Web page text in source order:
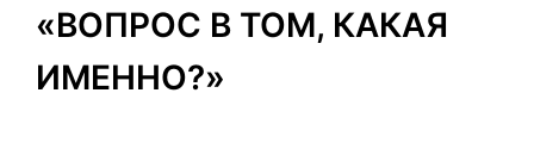
«ВОПРОС В ТОМ, КАКАЯ
ИМЕННО?»